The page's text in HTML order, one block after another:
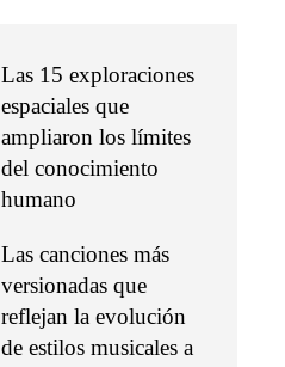
Las 15 exploraciones
espaciales que
ampliaron los límites
del conocimiento
humano
Las canciones más
versionadas que
reflejan la evolución
de estilos musicales a